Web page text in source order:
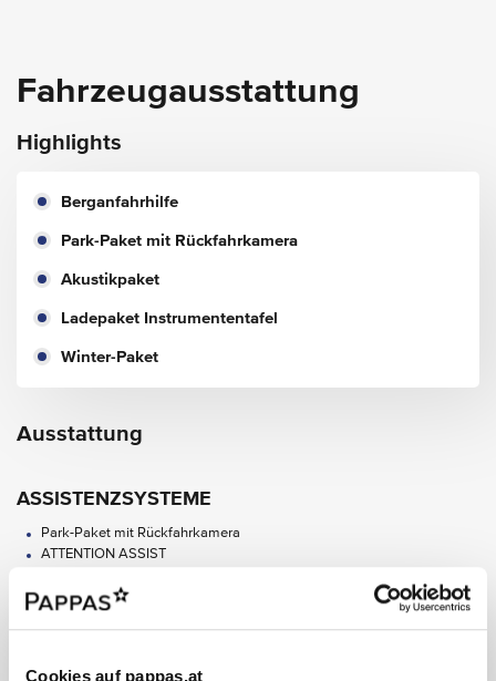
Cookies auf pappas.at
Fahrzeugausstattung
Highlights
Berganfahrhilfe
Park-Paket mit Rückfahrkamera
Akustikpaket
Ladepaket Instrumententafel
Winter-Paket
Ausstattung
ASSISTENZSYSTEME
Park-Paket mit Rückfahrkamera
ATTENTION ASSIST
Aktiver Spurhalte-Assistent